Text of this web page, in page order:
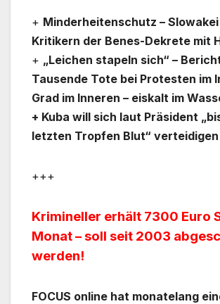
+ Minderheitenschutz –
Kritikern der Benes-Dekrete mit
+ „Leichen stapeln sich“ –
Tausende Tote bei Protesten im
Grad im Inneren – eiskalt im
+ Kuba will sich laut Präsident
letzten Tropfen Blut“
+++
Krimineller erhält 7300 Euro
Monat – soll seit 2003
werden!
FOCUS online hat monatelang